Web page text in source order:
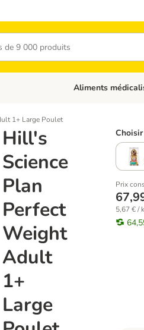
Chats Dérouler les
Aliments
1+ Large Poulet
Hill's
Science
Plan
Perfect
Weight
Adult
1+
Large
Prix
5,67 € /